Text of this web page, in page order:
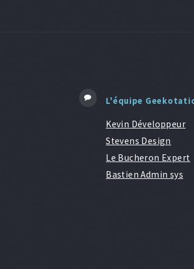
L'équipe
Kevin Développeur
Stevens Design
Le Bucheron Expert
Bastien Admin sys